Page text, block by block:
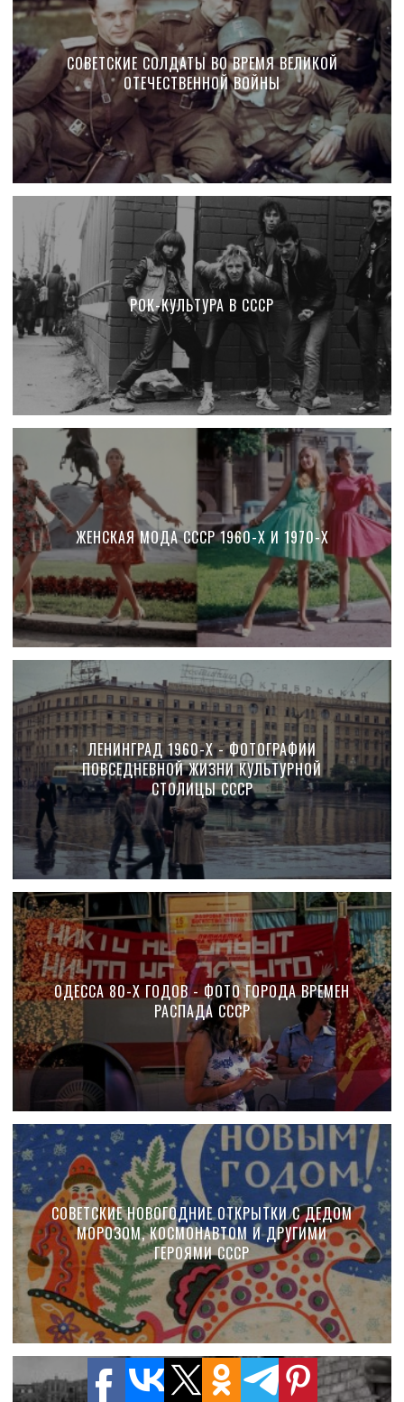
СОВЕТСКИЕ СОЛДАТЫ ВО ВРЕМЯ ВЕЛИКОЙ
ОТЕЧЕСТВЕННОЙ ВОЙНЫ
РОК-КУЛЬТУРА В СССР
ЖЕНСКАЯ МОДА СССР 1960-Х И 1970-Х
ЛЕНИНГРАД 1960-Х - ФОТОГРАФИИ
ПОВСЕДНЕВНОЙ ЖИЗНИ КУЛЬТУРНОЙ
СТОЛИЦЫ СССР
ОДЕССА 80-Х ГОДОВ - ФОТО ГОРОДА ВРЕМЕН
РАСПАДА СССР
СОВЕТСКИЕ НОВОГОДНИЕ ОТКРЫТКИ С ДЕДОМ
МОРОЗОМ, КОСМОНАВТОМ И ДРУГИМИ
ГЕРОЯМИ СССР